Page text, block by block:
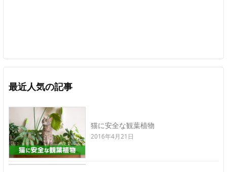
最近人気の記事
猫に安全な観葉植物
2016年4月21日